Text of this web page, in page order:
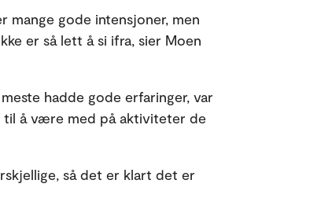
mange gode intensjoner, men
er så lett å si ifra, sier Moen
hadde gode erfaringer, var
til å være med på aktiviteter de
så det er klart det er